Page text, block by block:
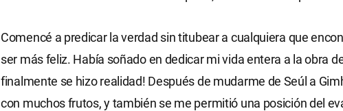
Comencé a predicar la verdad sin titubear a cualquiera que
ser más feliz. Había soñado en dedicar mi vida entera a la obra
finalmente se hizo realidad! Después de mudarme de Seúl a
con muchos frutos, y también se me permitió una posición del